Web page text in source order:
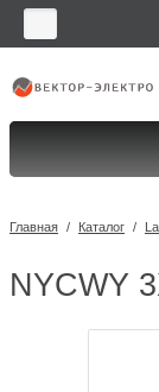
Главная / Каталог /
NYCWY